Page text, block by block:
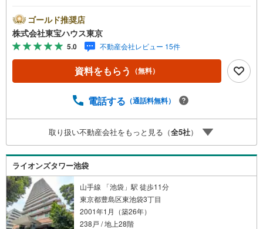
ayボーナスライトがもらえる「Yahoo！ 不動産 物件ご成約
キャンペーン」の対象になります。「資料をもらう」「見
学予約をする」ボタンからお問い合わせください。※必ずY
ahoo！ JAPAN IDでログインしてください。※PayPayボー
ナスライトは出金と譲渡はできません。ご案内・詳細な資
料のご請求はお気軽にどうぞ♪お電話でのお問い合わせも
ゴールド推奨店
株式会社東宝ハウス東京
5.0 不動産会社レビュー 15件
資料をもらう （無料）
電話する （通話料無料）
取り扱い不動産会社をもっと見る（全5社）
ライオンズタワー池袋
山手線 「池袋」駅 徒歩11分
東京都豊島区東池袋3丁目
2001年1月（築26年）
238戸 / 地上28階